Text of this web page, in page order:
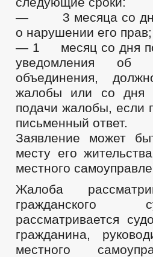
— 3 месяца со дня,
о нарушении его прав;
— 1 месяц со дня
уведомления об
объединения,
жалобы или со дня
подачи жалобы, если
письменный ответ.
Заявление может
месту его
местного
Жалоба
гражданского
рассматривается
гражданина,
местного